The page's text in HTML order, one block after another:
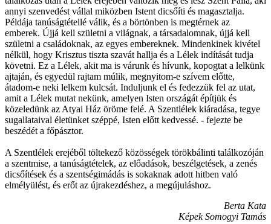
annyi szenvedést vállal miközben Istent dicsőíti és magasztalja.
Példája tanúságtétellé válik, és a börtönben is megtérnek az
emberek. Újjá kell születni a világnak, a társadalomnak, újjá kell
születni a családoknak, az egyes embereknek. Mindenkinek kivétel
nélkül, hogy Krisztus tiszta szavát hallja és a Lélek indítását tudja
követni. Ez a Lélek, akit ma is várunk és hívunk, kopogtat a lelkünk
ajtaján, és egyedül rajtam múlik, megnyitom-e szívem előtte,
átadom-e neki lelkem kulcsát. Induljunk el és fedezzük fel az utat,
amit a Lélek mutat nekünk, amelyen Isten országát építjük és
közeledünk az Atyai Ház öröme felé. A Szentlélek kiáradása, tegye
sugallataival életünket széppé, Isten előtt kedvessé. - fejezte be
beszédét a főpásztor.
A Szentlélek erejéből töltekező közösségek törökbálinti találkozóján
a szentmise, a tanúságtételek, az előadások, beszélgetések, a zenés
dicsőítések és a szentségimádás is sokaknak adott hitben való
elmélyülést, és erőt az újrakezdéshez, a megújuláshoz.
Berta Kata
Képek Somogyi Tamás